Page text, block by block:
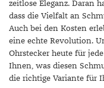
zeitlose Eleganz. Daran
dass die Vielfalt an
Auch bei den Kosten
eine echte Revolution.
Ohrstecker heute für
Ihnen, was diesen
die richtige Variante für